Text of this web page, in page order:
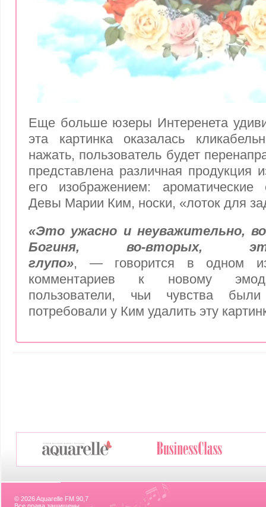
Еще больше юзеры Интеренета
эта картинка оказалась
нажать, пользователь будет
представлена различная продукция
его изображением: ароматические
Девы Марии Ким, носки, «лоток для
«Это ужасно и неуважительно,
Богиня, во-вторых,
глупо», — говорится в одном
комментариев к новому
пользователи, чьи чувства
потребовали у Ким удалить эту
© 2026 Aquarelle FM 90,7